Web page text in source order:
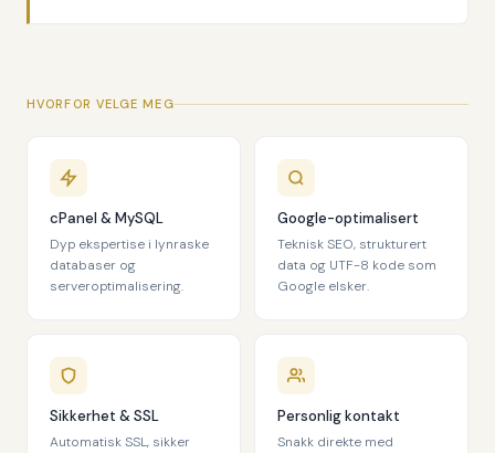
HVORFOR VELGE MEG
cPanel & MySQL
Dyp ekspertise i lynraske
databaser og
serveroptimalisering.
Google-optimalisert
Teknisk SEO, strukturert
data og UTF-8 kode som
Google elsker.
Sikkerhet & SSL
Automatisk SSL, sikker
Personlig kontakt
Snakk direkte med